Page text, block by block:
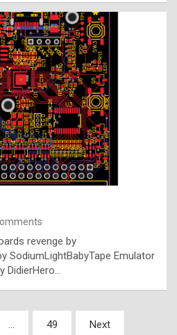
e
b
e
s
t
p
h
o
n
y
l
e
x
a
revenge by
SodiumLightBabyTape Emulator
DidierHero…
… 49 Next